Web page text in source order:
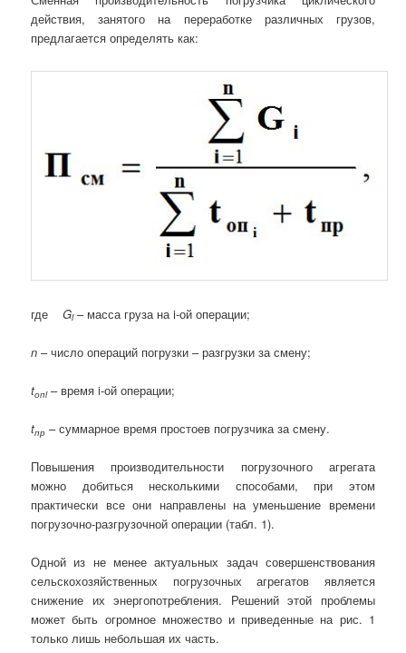
действия, занятого на переработке различных грузов,
предлагается определять как:
гдеGi– масса груза на i-ой операции;
n – число операций погрузки – разгрузки за смену;
tопi– время i-ой операции;
tпр – суммарное время простоев погрузчика за смену.
Повышения производительности погрузочного агрегата
можно добиться несколькими способами, при этом
практически все они направлены на уменьшение времени
погрузочно-разгрузочной операции (табл. 1).
Одной из не менее актуальных задач совершенствования
сельскохозяйственных погрузочных агрегатов является
снижение их энергопотребления. Решений этой проблемы
может быть огромное множество и приведенные на рис. 1
только лишь небольшая их часть.